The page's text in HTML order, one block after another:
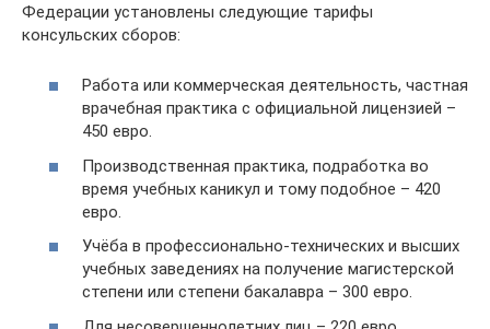
Федерации установлены следующие тарифы
консульских сборов:
Работа или коммерческая деятельность, частная
врачебная практика с официальной лицензией –
450 евро.
Производственная практика, подработка во
время учебных каникул и тому подобное – 420
евро.
Учёба в профессионально-технических и высших
учебных заведениях на получение магистерской
степени или степени бакалавра – 300 евро.